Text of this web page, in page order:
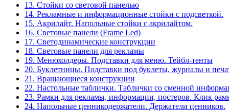
13. Стойки со световой панелью
14. Рекламные и информационные стойки с подсветкой.
15. Акрилайт. Напольные стойки с акрилайтом.
16. Световые панели (Frame Led)
17. Светодинамические конструкции
18. Световые панели для рекламы
19. Менюхолдеры. Подставки для меню. Тейбл-тенты
20. Буклетницы. Подставки под буклеты, журналы и
21. Вращающиеся конструкции
22. Настольные таблички. Таблички со сменной
23. Рамки для рекламы, информации, постеров. Клик
24. Напольные ценникодержатели. Держатели ценников.